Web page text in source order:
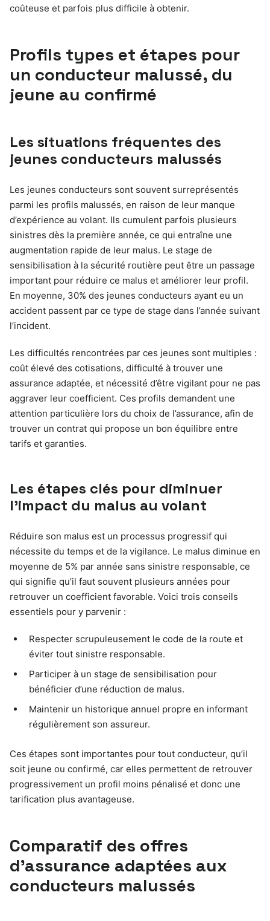
coûteuse et parfois plus difficile à obtenir.
Profils types et étapes pour
un conducteur malussé, du
jeune au confirmé
Les situations fréquentes des
jeunes conducteurs malussés
Les jeunes conducteurs sont souvent surreprésentés
parmi les profils malussés, en raison de leur manque
d’expérience au volant. Ils cumulent parfois plusieurs
sinistres dès la première année, ce qui entraîne une
augmentation rapide de leur malus. Le stage de
sensibilisation à la sécurité routière peut être un passage
important pour réduire ce malus et améliorer leur profil.
En moyenne, 30% des jeunes conducteurs ayant eu un
accident passent par ce type de stage dans l’année suivant
l’incident.
Les difficultés rencontrées par ces jeunes sont multiples :
coût élevé des cotisations, difficulté à trouver une
assurance adaptée, et nécessité d’être vigilant pour ne pas
aggraver leur coefficient. Ces profils demandent une
attention particulière lors du choix de l’assurance, afin de
trouver un contrat qui propose un bon équilibre entre
tarifs et garanties.
Les étapes clés pour diminuer
l’impact du malus au volant
Réduire son malus est un processus progressif qui
nécessite du temps et de la vigilance. Le malus diminue en
moyenne de 5% par année sans sinistre responsable, ce
qui signifie qu’il faut souvent plusieurs années pour
retrouver un coefficient favorable. Voici trois conseils
essentiels pour y parvenir :
Respecter scrupuleusement le code de la route et
éviter tout sinistre responsable.
Participer à un stage de sensibilisation pour
bénéficier d’une réduction de malus.
Maintenir un historique annuel propre en informant
régulièrement son assureur.
Ces étapes sont importantes pour tout conducteur, qu’il
soit jeune ou confirmé, car elles permettent de retrouver
progressivement un profil moins pénalisé et donc une
tarification plus avantageuse.
Comparatif des offres
d’assurance adaptées aux
conducteurs malussés